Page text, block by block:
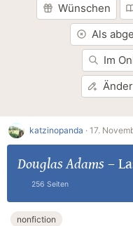
Wünschen
Als
Im
katzinopanda · 17.
Douglas Adams –
256 Seiten
nonfiction